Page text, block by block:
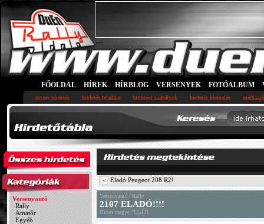
-->
FŐOLDAL HÍREK HÍRBLOG VERSENYEK FOTÓALBUM
összes hirdetés hirdetés feladása hirdetési szabályok hirdetés kiemelés
Versenyautó
Rally
Amatőr
Egyéb
< Eladó Peugeot 208 R2!
Versenyautó / Rally
2107 ELADÓ!!!!
Heves megye / EGER